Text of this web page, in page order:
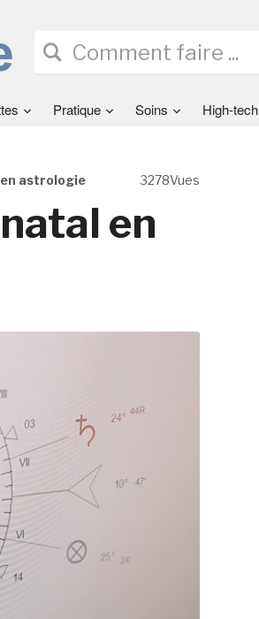
Pratique Soins High-tech
3278Vues
astrologie
en